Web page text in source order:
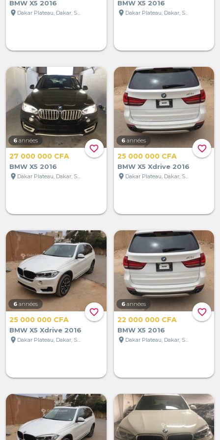
BMW X5 2016
location_on
Dakar Plateau, Dakar, Sénégal
BMW X5 2016
location_on
Dakar Plateau, Dakar, Sénégal
favorite_border
6 années
27 000 000 CFA
BMW X5 2016
location_on
Dakar Plateau, Dakar, Sénégal
favorite_border
6 années
25 000 000 CFA
BMW X5 Xdrive 2016
location_on
Dakar Plateau, Dakar, Sénégal
favorite_border
6 années
25 000 000 CFA
BMW X5 Xdrive 2016
location_on
Dakar Plateau, Dakar, Sénégal
favorite_border
6 années
22 000 000 CFA
BMW X5 2016
location_on
Dakar Plateau, Dakar, Sénégal